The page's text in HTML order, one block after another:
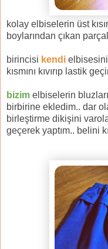
kolay elbiselerin üst
boylarından çıkan
birincisi kendi
kısmını kıvırıp lastik
bizim elbiselerin
birbirine ekledim.. dar
birleştirme dikişini
geçerek yaptım.. belini